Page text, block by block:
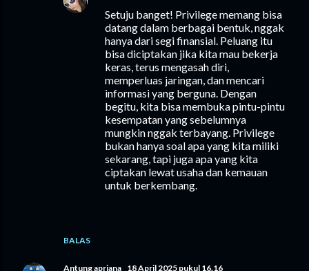
BALAS
Setuju banget! Privilege memang bisa
datang dalam berbagai bentuk, nggak
hanya dari segi finansial. Peluang itu
bisa diciptakan jika kita mau bekerja
keras, terus mengasah diri,
memperluas jaringan, dan mencari
informasi yang berguna. Dengan
begitu, kita bisa membuka pintu-pintu
kesempatan yang sebelumnya
mungkin nggak terbayang. Privilege
bukan hanya soal apa yang kita miliki
sekarang, tapi juga apa yang kita
ciptakan lewat usaha dan kemauan
untuk berkembang.
Antung apriana 18 April 2025 pukul 16.16